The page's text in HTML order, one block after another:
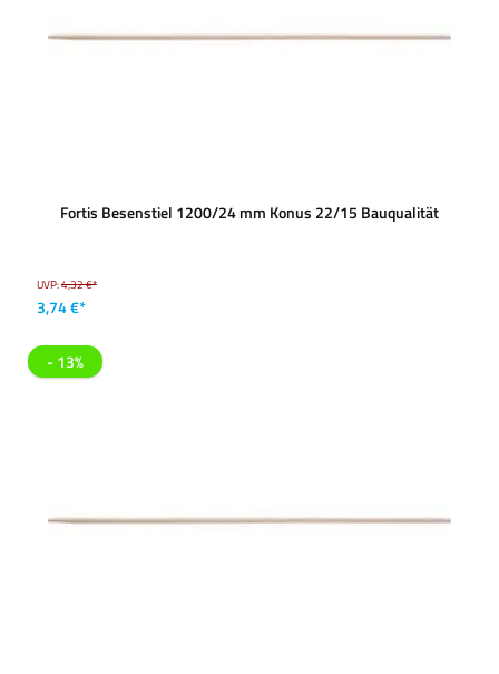
Fortis Besenstiel 1200/24 mm Konus 22/15 Bauqualität
UVP:4,32 €*
3,74 €*
- 13%